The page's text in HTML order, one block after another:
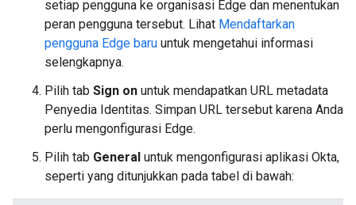
setiap pengguna ke organisasi Edge dan menentukan
peran pengguna tersebut. Lihat Mendaftarkan
pengguna Edge baru untuk mengetahui informasi
selengkapnya.
Pilih tab Sign on untuk mendapatkan URL metadata
Penyedia Identitas. Simpan URL tersebut karena Anda
perlu mengonfigurasi Edge.
Pilih tab General untuk mengonfigurasi aplikasi Okta,
seperti yang ditunjukkan pada tabel di bawah: